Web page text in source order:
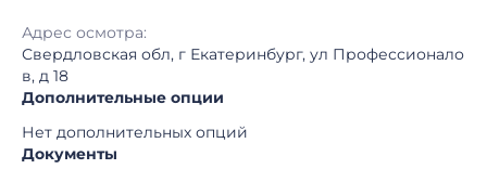
Адрес осмотра:
Свердловская обл, г Екатеринбург, ул Профессионало
в, д 18
Дополнительные опции
Нет дополнительных опций
Документы